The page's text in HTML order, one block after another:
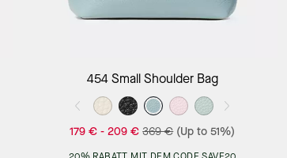
Add to Bag
454 Small Shoulder Bag
179 € -209 € 369 € (Up to 51%)